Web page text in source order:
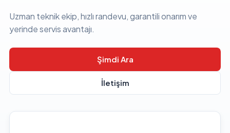
Uzman teknik ekip, hızlı randevu, garantili onarım ve
yerinde servis avantajı.
Şimdi Ara
İletişim